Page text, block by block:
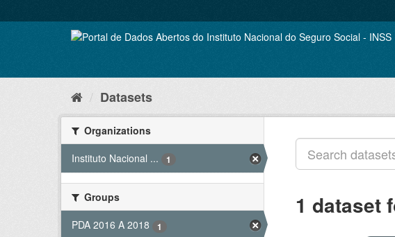
to
Datasets
Organizations
Instituto Nacional ...
1
Groups
PDA 2016 A 2018
1
1 dataset